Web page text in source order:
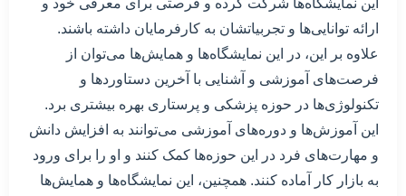
این نمایشگاه‌ها شرکت کرده و فرصتی برای معرفی خود و
ارائه توانایی‌ها و تجربیاتشان به کارفرمایان داشته باشند.
علاوه بر این، در این نمایشگاه‌ها و همایش‌ها می‌توان از
فرصت‌های آموزشی و آشنایی با آخرین دستاوردها و
تکنولوژی‌ها در حوزه پزشکی و پرستاری بهره بیشتری برد.
این آموزش‌ها و دوره‌های آموزشی می‌توانند به افزایش دانش
و مهارت‌های فرد در این حوزه‌ها کمک کنند و او را برای ورود
به بازار کار آماده کنند. همچنین، این نمایشگاه‌ها و همایش‌ها